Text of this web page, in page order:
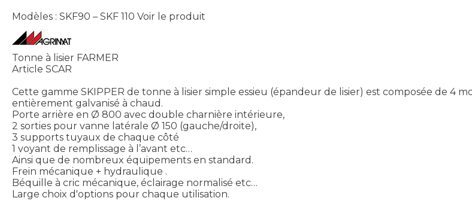
Modèles : SKF90 – SKF 110 Voir le produit
Tonne à lisier FARMER
Article SCAR
Cette gamme SKIPPER de tonne à lisier simple essieu (épandeur de lisier) est composée de 4
entièrement galvanisé à chaud.
Porte arrière en Ø 800 avec double charnière intérieure,
2 sorties pour vanne latérale Ø 150 (gauche/droite),
3 supports tuyaux de chaque côté
1 voyant de remplissage à l’avant etc…
Ainsi que de nombreux équipements en standard.
Frein mécanique + hydraulique .
Béquille à cric mécanique, éclairage normalisé etc…
Large choix d'options pour chaque utilisation.